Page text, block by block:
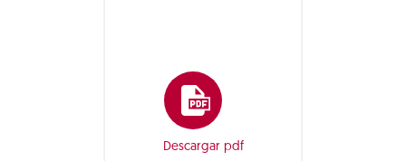
Descargar pdf